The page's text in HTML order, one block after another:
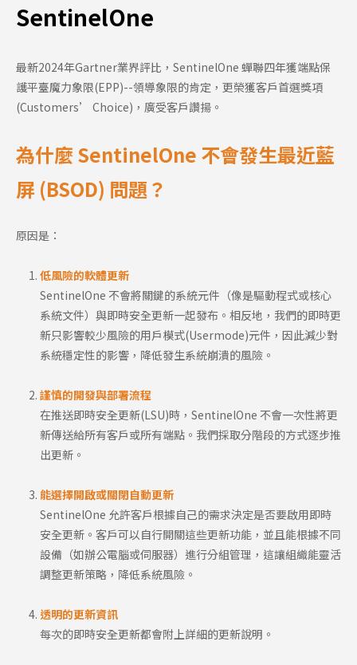
SentinelOne
最新2024年Gartner業界評比，SentinelOne 蟬聯四年獲端點保
護平臺魔力象限(EPP)--領導象限的肯定，更榮獲客戶首選獎項
(Customers’ Choice)，廣受客戶讚揚。
為什麼 SentinelOne 不會發生最近藍
屏 (BSOD) 問題？
原因是：
低風險的軟體更新
SentinelOne 不會將關鍵的系統元件（像是驅動程式或核心
系統文件）與即時安全更新一起發布。相反地，我們的即時更
新只影響較少風險的用戶模式(Usermode)元件，因此減少對
系統穩定性的影響，降低發生系統崩潰的風險。
謹慎的開發與部署流程
在推送即時安全更新(LSU)時，SentinelOne 不會一次性將更
新傳送給所有客戶或所有端點。我們採取分階段的方式逐步推
出更新。
能選擇開啟或關閉自動更新
SentinelOne 允許客戶根據自己的需求決定是否要啟用即時
安全更新。客戶可以自行開關這些更新功能，並且能根據不同
設備（如辦公電腦或伺服器）進行分組管理，這讓組織能靈活
調整更新策略，降低系統風險。
透明的更新資訊
每次的即時安全更新都會附上詳細的更新說明。